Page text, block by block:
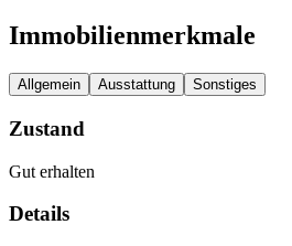
Immobilienmerkmale
Allgemein Ausstattung Sonstiges
Zustand
Gut erhalten
Details